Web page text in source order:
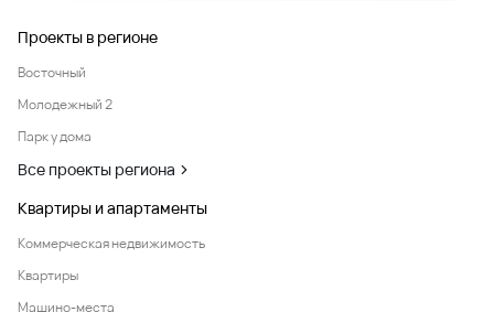
Проекты в регионе
Восточный
Молодежный 2
Парк у дома
Все проекты региона
Квартиры и апартаменты
Коммерческая недвижимость
Квартиры
Машино-места